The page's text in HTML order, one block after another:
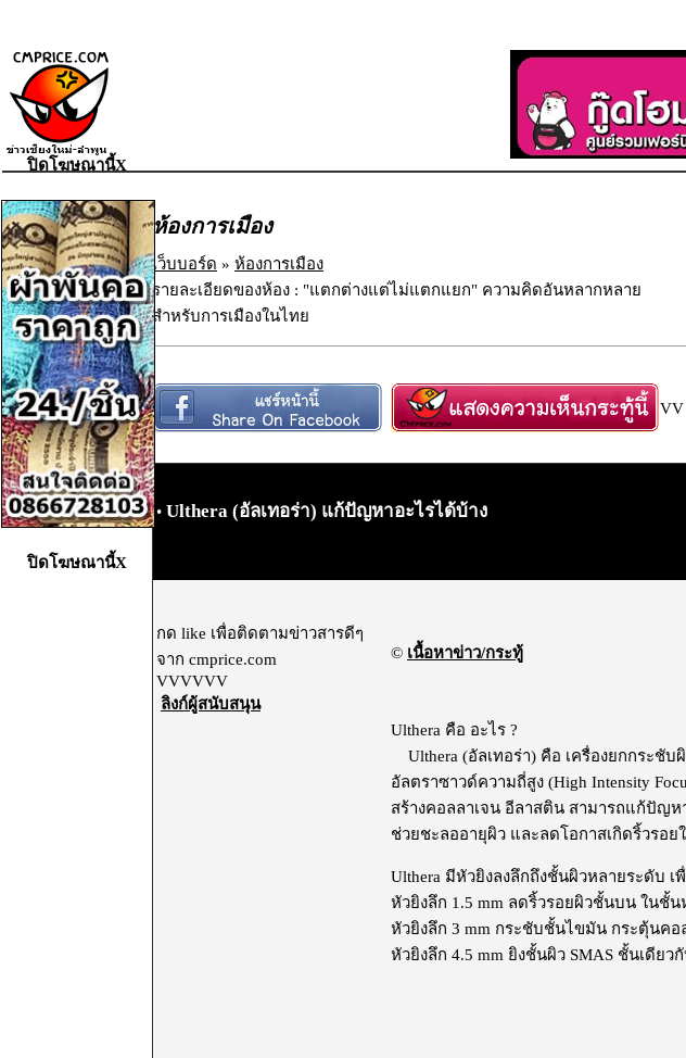
ห้องการเมือง
เว็บบอร์ด » ห้องการเมือง
รายละเอียดของห้อง : "แตกต่างแต่ไม่แตกแยก" ความคิดอันหลากหลาย
สำหรับการเมืองในไทย
• Ulthera (อัลเทอร่า) แก้ปัญหาอะไรได้บ้าง
กด like เพื่อติดตามข่าวสารดีๆ
จาก cmprice.com
VVVVVV
ลิงก์ผู้สนับสนุน
© เนื้อหาข่าว/กระทู้
Ulthera คือ อะไร ?
Ulthera (อัลเทอร่า) คือ เครื่องยกกระชับ
อัลตราซาวด์ความถี่สูง (High Intensity
สร้างคอลลาเจน อีลาสติน สามารถแก้ปัญ
ช่วยชะลออายุผิว และลดโอกาสเกิดริ้วรอย
Ulthera มีหัวยิงลงลึกถึงชั้นผิวหลายระดับ
หัวยิงลึก 1.5 mm ลดริ้วรอยผิวชั้นบน ในชั้
หัวยิงลึก 3 mm กระชับชั้นไขมัน กระตุ้นค
หัวยิงลึก 4.5 mm ยิงชั้นผิว SMAS ชั้นเดีย
ปิดโฆษณานี้X
ปิดโฆษณานี้X